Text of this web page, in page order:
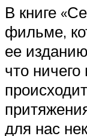
В книге
фильме,
ее
что
для нас